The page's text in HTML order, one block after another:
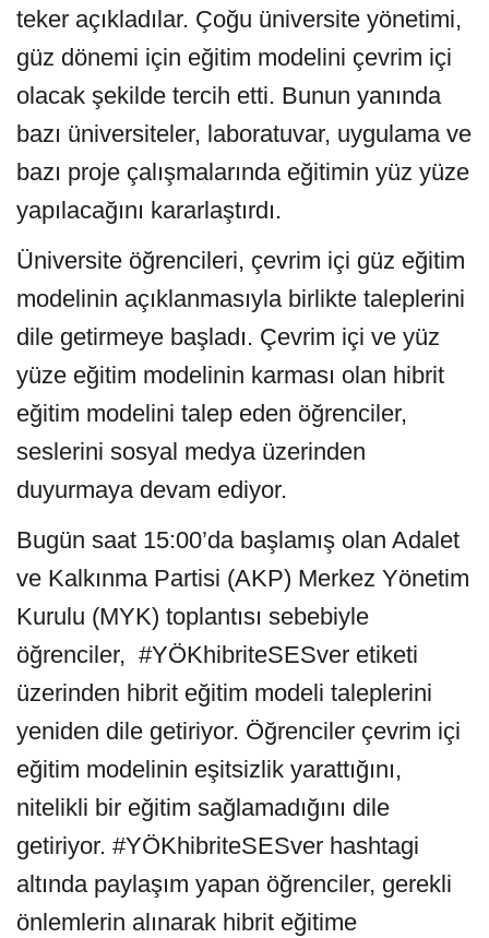
teker açıkladılar. Çoğu üniversite yönetimi,
güz dönemi için eğitim modelini çevrim içi
olacak şekilde tercih etti. Bunun yanında
bazı üniversiteler, laboratuvar, uygulama ve
bazı proje çalışmalarında eğitimin yüz yüze
yapılacağını kararlaştırdı.
Üniversite öğrencileri, çevrim içi güz eğitim
modelinin açıklanmasıyla birlikte taleplerini
dile getirmeye başladı. Çevrim içi ve yüz
yüze eğitim modelinin karması olan hibrit
eğitim modelini talep eden öğrenciler,
seslerini sosyal medya üzerinden
duyurmaya devam ediyor.
Bugün saat 15:00’da başlamış olan Adalet
ve Kalkınma Partisi (AKP) Merkez Yönetim
Kurulu (MYK) toplantısı sebebiyle
öğrenciler, #YÖKhibriteSESver etiketi
üzerinden hibrit eğitim modeli taleplerini
yeniden dile getiriyor. Öğrenciler çevrim içi
eğitim modelinin eşitsizlik yarattığını,
nitelikli bir eğitim sağlamadığını dile
getiriyor. #YÖKhibriteSESver hashtagi
altında paylaşım yapan öğrenciler, gerekli
önlemlerin alınarak hibrit eğitime